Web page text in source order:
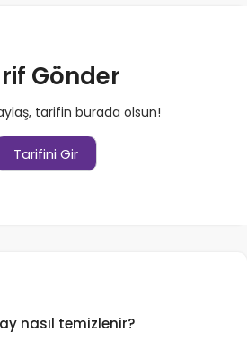
Gönder
tarifin burada olsun!
Tarifini Gir
nasıl temizlenir?